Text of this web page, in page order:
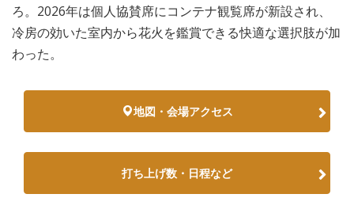
ろ。2026年は個人協賛席にコンテナ観覧席が新設され、
冷房の効いた室内から花火を鑑賞できる快適な選択肢が加
わった。
地図・会場アクセス
打ち上げ数・日程など